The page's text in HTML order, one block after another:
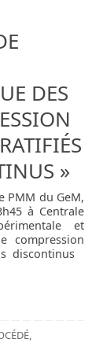
DES
»
PMM du GeM,
à Centrale
et
compression
discontinus
,